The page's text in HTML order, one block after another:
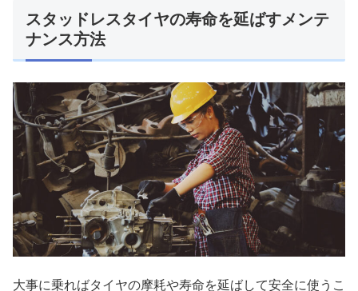
スタッドレスタイヤの寿命を延ばすメンテ
ナンス方法
大事に乗ればタイヤの摩耗や寿命を延ばして安全に使うこ